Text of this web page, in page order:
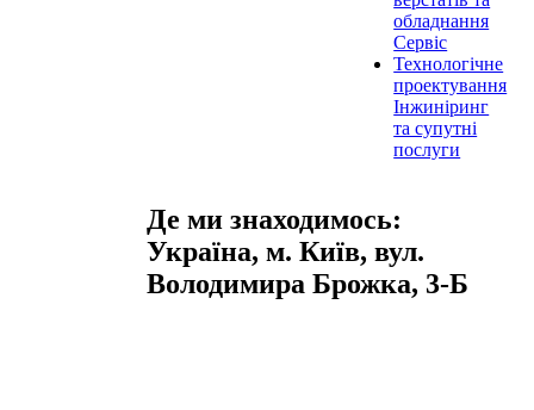
обладнання
Сервіс
Технологічне
проектування
Інжиніринг
та супутні
послуги
Де ми знаходимось:
Україна, м. Київ, вул.
Володимира Брожка, 3-Б